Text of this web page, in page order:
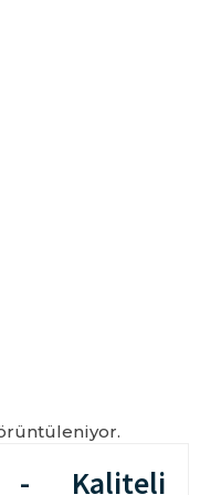
- Kaliteli